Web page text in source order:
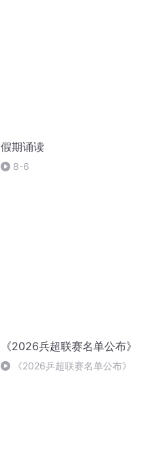
假期诵读
8-6
《2026兵超联赛名单公布》
《2026乒超联赛名单公布》